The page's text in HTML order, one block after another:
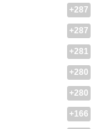
+287
+287
+281
+280
+280
+166